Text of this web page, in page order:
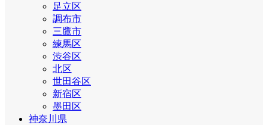
足立区
調布市
三鷹市
練馬区
渋谷区
北区
世田谷区
新宿区
墨田区
神奈川県